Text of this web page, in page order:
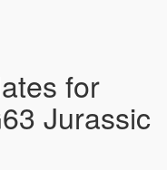
for
Jurassic